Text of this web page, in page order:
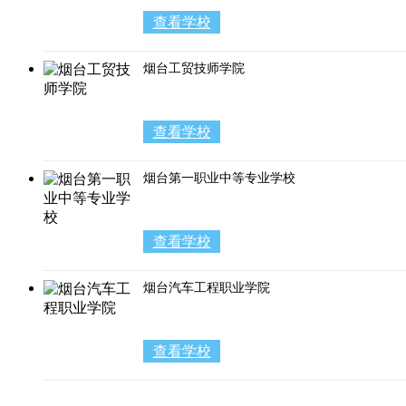
查看学校
烟台工贸技师学院
查看学校
烟台第一职业中等专业学校
查看学校
烟台汽车工程职业学院
查看学校